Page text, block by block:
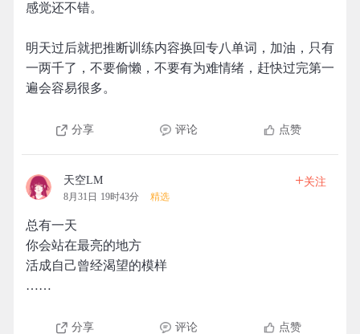
感觉还不错。
明天过后就把推断训练内容换回专八单词，加油，只有
一两千了，不要偷懒，不要有为难情绪，赶快过完第一
遍会容易很多。
分享 评论 点赞
天空LM
8月31日 19时43分 精选
+关注
总有一天
你会站在最亮的地方
活成自己曾经渴望的模样
……
分享 评论 点赞